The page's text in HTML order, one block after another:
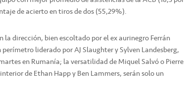
de acierto en tiros de dos (55,29%).
dirección, bien escoltado por el ex aurinegro Ferrán
liderado por AJ Slaughter y Sylven Landesberg,
en Rumanía; la versatilidad de Miquel Salvó o Pierre
de Ethan Happ y Ben Lammers, serán solo un